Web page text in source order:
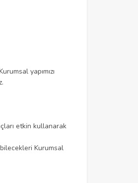
yapımızı
etkin kullanarak
Kurumsal